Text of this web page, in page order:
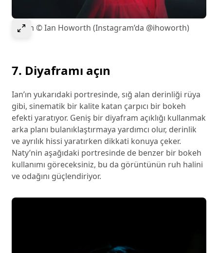
Select to expand image
Resim © Ian Howorth (Instagram’da @ihoworth)
7. Diyaframı açın
Ian’ın yukarıdaki portresinde, sığ alan derinliği rüya
gibi, sinematik bir kalite katan çarpıcı bir bokeh
efekti yaratıyor. Geniş bir diyafram açıklığı kullanmak
arka planı bulanıklaştırmaya yardımcı olur, derinlik
ve ayrılık hissi yaratırken dikkati konuya çeker.
Naty’nin aşağıdaki portresinde de benzer bir bokeh
kullanımı göreceksiniz, bu da görüntünün ruh halini
ve odağını güçlendiriyor.